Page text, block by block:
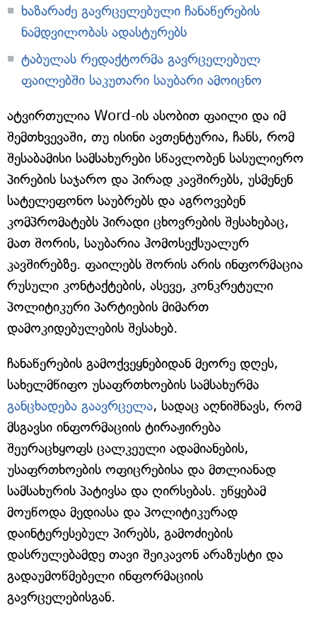
ხაზარაძე გავრცელებული ჩანაწერების
ნამდვილობას ადასტურებს
ტაბულას რედაქტორმა გავრცელებულ
ფაილებში საკუთარი საუბარი ამოიცნო
ატვირთულია Word-ის ასობით ფაილი და იმ
შემთხვევაში, თუ ისინი ავთენტურია, ჩანს, რომ
შესაბამისი სამსახურები სწავლობენ სასულიერო
პირების საჯარო და პირად კავშირებს, უსმენენ
სატელეფონო საუბრებს და აგროვებენ
კომპრომატებს პირადი ცხოვრების შესახებაც,
მათ შორის, საუბარია ჰომოსექსუალურ
კავშირებზე. ფაილებს შორის არის ინფორმაცია
რუსული კონტაქტების, ასევე, კონკრეტული
პოლიტიკური პარტიების მიმართ
დამოკიდებულების შესახებ.
ჩანაწერების გამოქვეყნებიდან მეორე დღეს,
სახელმწიფო უსაფრთხოების სამსახურმა
განცხადება გაავრცელა, სადაც აღნიშნავს, რომ
მსგავსი ინფორმაციის ტირაჟირება
შეურაცხყოფს ცალკეული ადამიანების,
უსაფრთხოების ოფიცრებისა და მთლიანად
სამსახურის პატივსა და ღირსებას. უწყებამ
მოუწოდა მედიასა და პოლიტიკურად
დაინტერესებულ პირებს, გამოძიების
დასრულებამდე თავი შეიკავონ არაზუსტი და
გადაუმოწმებელი ინფორმაციის
გავრცელებისგან.